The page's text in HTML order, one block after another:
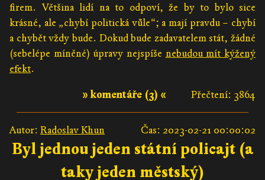
firem. Většina lidí na to odpoví, že by to bylo sice
krásné, ale „chybí politická vůle“; a mají pravdu – chybí
a chybět vždy bude. Dokud bude zadavatelem stát, žádné
(sebelépe míněné) úpravy nejspíše nebudou mít kýžený
efekt.
Přečtení: 3864
» komentáře (3) «
Autor: Radoslav Khun Čas: 2023-02-21 00:00:02
Byl jednou jeden státní policajt (a
taky jeden městský)